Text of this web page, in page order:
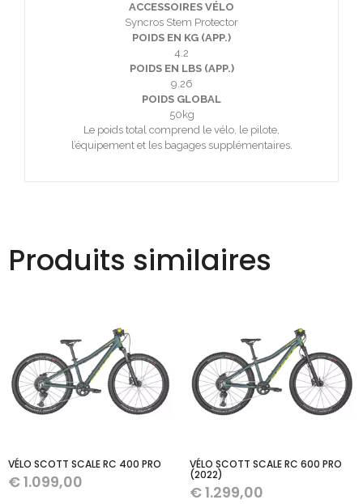
ACCESSOIRES VÉLO
Syncros Stem Protector
POIDS EN KG (APP.)
4.2
POIDS EN LBS (APP.)
9.26
POIDS GLOBAL
50kg
Le poids total comprend le vélo, le pilote,
l’équipement et les bagages supplémentaires.
Produits similaires
VÉLO SCOTT SCALE RC 400 PRO
€1.099,00
VÉLO SCOTT SCALE RC 600 PRO
(2022)
€1.299,00